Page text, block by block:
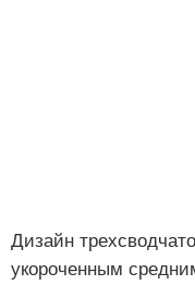
Дизайн
укороченным